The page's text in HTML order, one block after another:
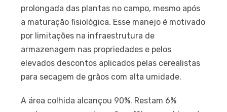
prolongada das plantas no campo, mesmo após
a maturação fisiológica. Esse manejo é motivado
por limitações na infraestrutura de
armazenagem nas propriedades e pelos
elevados descontos aplicados pelas cerealistas
para secagem de grãos com alta umidade.
A área colhida alcançou 90%. Restam 6%